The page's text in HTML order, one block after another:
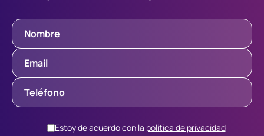
Estoy de acuerdo con la política de privacidad